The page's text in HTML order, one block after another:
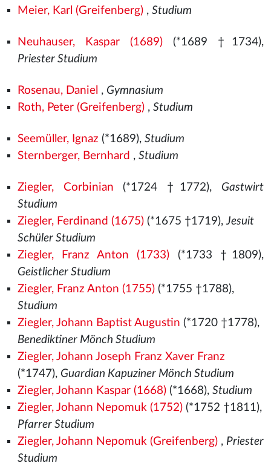
Meier, Karl (Greifenberg), Studium
Neuhauser, Kaspar (1689)(*1689 †1734),
Priester Studium
Rosenau, Daniel , Gymnasium
Roth, Peter (Greifenberg), Studium
Seemüller, Ignaz (*1689), Studium
Sternberger, Bernhard , Studium
Ziegler, Corbinian (*1724 †1772), Gastwirt
Studium
Ziegler, Ferdinand (1675)(*1675 †1719),Jesuit
Schüler Studium
Ziegler, Franz Anton (1733) (*1733 †1809),
Geistlicher Studium
Ziegler, Franz Anton (1755)(*1755 †1788),
Studium
Ziegler, Johann Baptist Augustin (*1720 †1778),
Benediktiner Mönch Studium
Ziegler, Johann Joseph Franz Xaver Franz
(*1747), Guardian Kapuziner Mönch Studium
Ziegler, Johann Kaspar (1668)(*1668), Studium
Ziegler, Johann Nepomuk (1752)(*1752 †1811),
Pfarrer Studium
Ziegler, Johann Nepomuk (Greifenberg), Priester
Studium